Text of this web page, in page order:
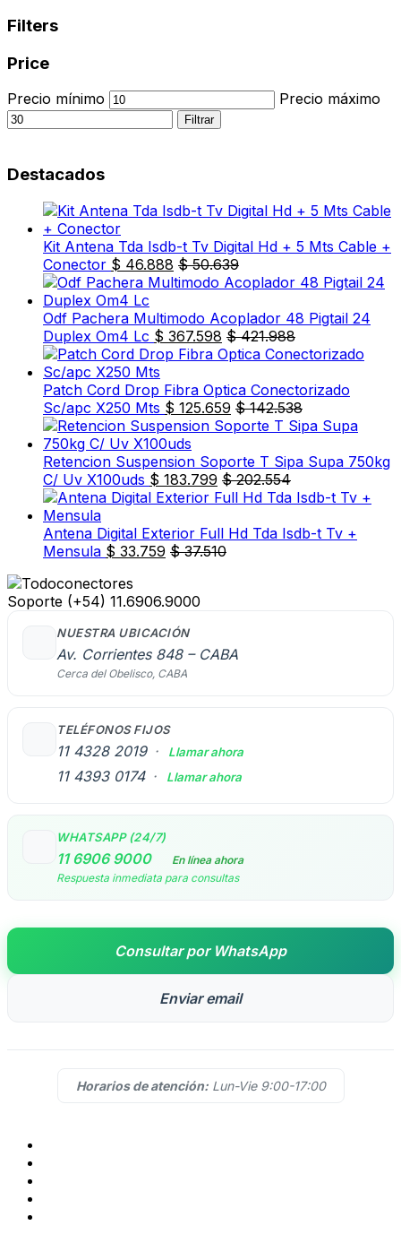
Filters
Price
Precio mínimo Precio máximo
Filtrar
Destacados
Kit Antena Tda Isdb-t Tv Digital Hd + 5 Mts Cable +
Conector $ 46.888 $50.639
Odf Pachera Multimodo Acoplador 48 Pigtail 24
Duplex Om4 Lc $ 367.598 $421.988
Patch Cord Drop Fibra Optica Conectorizado
Sc/apc X250 Mts $ 125.659 $142.538
Retencion Suspension Soporte T Sipa Supa 750kg
C/ Uv X100uds $ 183.799 $202.554
Antena Digital Exterior Full Hd Tda Isdb-t Tv +
Mensula $ 33.759 $37.510
Soporte (+54) 11.6906.9000
NUESTRA UBICACIÓN
Av. Corrientes 848 – CABA
Cerca del Obelisco, CABA
TELÉFONOS FIJOS
11 4328 2019 · Llamar ahora
11 4393 0174 · Llamar ahora
WHATSAPP (24/7)
11 6906 9000
En línea ahora
Respuesta inmediata para consultas
Consultar por WhatsApp
Enviar email
Horarios de atención:Lun-Vie 9:00-17:00